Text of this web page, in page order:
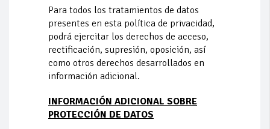
Para todos los tratamientos de datos
presentes en esta política de privacidad,
podrá ejercitar los derechos de acceso,
rectificación, supresión, oposición, así
como otros derechos desarrollados en
información adicional.
INFORMACIÓN ADICIONAL SOBRE
PROTECCIÓN DE DATOS